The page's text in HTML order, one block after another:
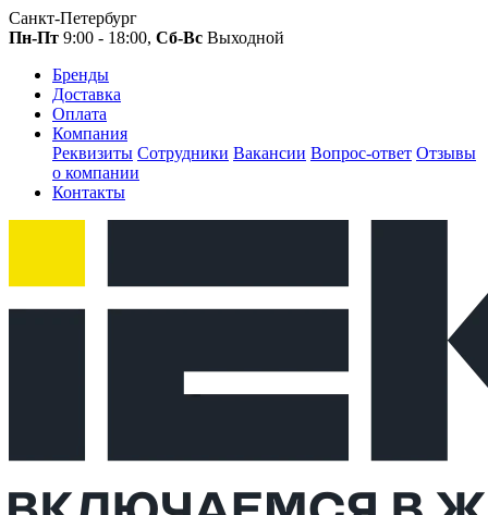
Санкт-Петербург
Пн-Пт 9:00 - 18:00, Сб-Вс Выходной
Бренды
Доставка
Оплата
Компания
Реквизиты Сотрудники Вакансии Вопрос-ответ Отзывы
о компании
Контакты